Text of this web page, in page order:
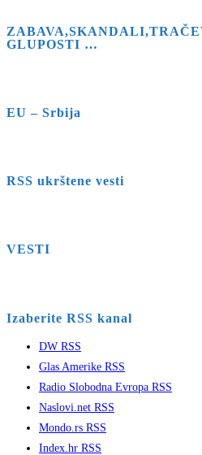
GLUPOSTI …
EU – Srbija
RSS ukrštene vesti
VESTI
Izaberite RSS kanal
DW RSS
Glas Amerike RSS
Radio Slobodna Evropa RSS
Naslovi.net RSS
Mondo.rs RSS
Index.hr RSS